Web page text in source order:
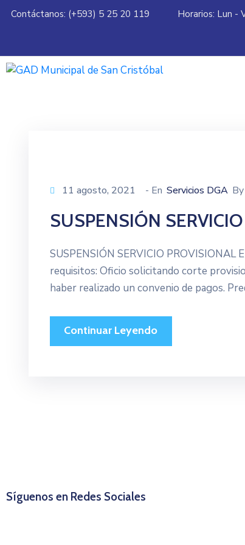
Contáctanos: (+593) 5 25 20 119 Horarios: Lun -
11 agosto, 2021 - En Servicios DGA By
SUSPENSIÓN
SUSPENSIÓN SERVICIO
requisitos: Oficio solicitando corte
haber realizado un convenio de pagos.
Continuar Leyendo
Síguenos en Redes Sociales